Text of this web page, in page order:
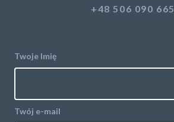
+48 506 090 665
Twoje Imię
Twój e-mail